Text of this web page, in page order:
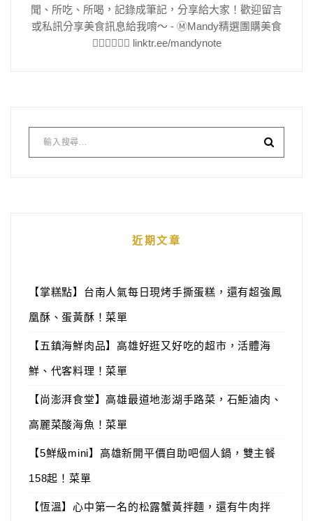
聞、所吃、所喝，記錄成筆記，分享給大家！歡迎留言
或私訊分享美食訊息給我唷～ - Ⓜ️Mandy精選團購美食
👇🏻👇🏻👇🏻 linktr.ee/mandynote
近期文章
【掌糕點】台南人氣每日現烤手撕蛋糕，還有超強鳳
凰酥、蛋黃酥！菜單
【五鎮海鮮肉品】高雄好逛又好吃的超市，活體海
鮮、代客料理！菜單
【尚澎湃食堂】高雄最道地澎湖手路菜，石鮔滷肉、
高麗菜酸海魚！菜單
【5鮮級mini】高雄新開平價自助吧個人鍋，雙主餐
158起！菜單
【恆溫】心中第一名的松露蟹黃拌麵，還有牛肉拌